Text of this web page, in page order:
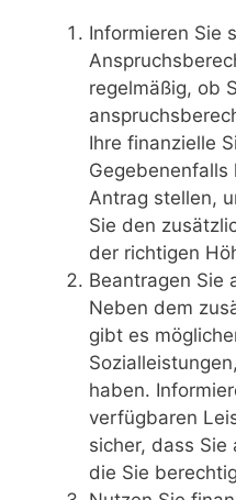
Informieren Sie
regelmäßig, ob
Ihre finanzielle
Gegebenenfalls
Antrag stellen,
Sie den
der richtigen
Beantragen Sie
Neben dem
gibt es
haben.
verfügbaren
sicher, dass
die Sie